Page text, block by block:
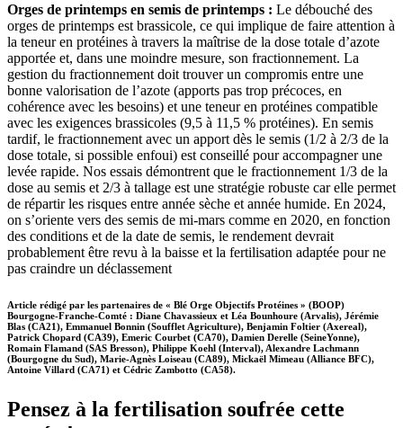
Orges de printemps en semis de printemps : Le débouché des
orges de printemps est brassicole, ce qui implique de faire attention à
la teneur en protéines à travers la maîtrise de la dose totale d’azote
apportée et, dans une moindre mesure, son fractionnement. La
gestion du fractionnement doit trouver un compromis entre une
bonne valorisation de l’azote (apports pas trop précoces, en
cohérence avec les besoins) et une teneur en protéines compatible
avec les exigences brassicoles (9,5 à 11,5 % protéines). En semis
tardif, le fractionnement avec un apport dès le semis (1/2 à 2/3 de la
dose totale, si possible enfoui) est conseillé pour accompagner une
levée rapide. Nos essais démontrent que le fractionnement 1/3 de la
dose au semis et 2/3 à tallage est une stratégie robuste car elle permet
de répartir les risques entre année sèche et année humide. En 2024,
on s’oriente vers des semis de mi-mars comme en 2020, en fonction
des conditions et de la date de semis, le rendement devrait
probablement être revu à la baisse et la fertilisation adaptée pour ne
pas craindre un déclassement
Article rédigé par les partenaires de « Blé Orge Objectifs Protéines » (BOOP)
Bourgogne-Franche-Comté : Diane Chavassieux et Léa Bounhoure (Arvalis), Jérémie
Blas (CA21), Emmanuel Bonnin (Soufflet Agriculture), Benjamin Foltier (Axereal),
Patrick Chopard (CA39), Emeric Courbet (CA70), Damien Derelle (SeineYonne),
Romain Flamand (SAS Bresson), Philippe Koehl (Interval), Alexandre Lachmann
(Bourgogne du Sud), Marie-Agnès Loiseau (CA89), Mickaël Mimeau (Alliance BFC),
Antoine Villard (CA71) et Cédric Zambotto (CA58).
Pensez à la fertilisation soufrée cette